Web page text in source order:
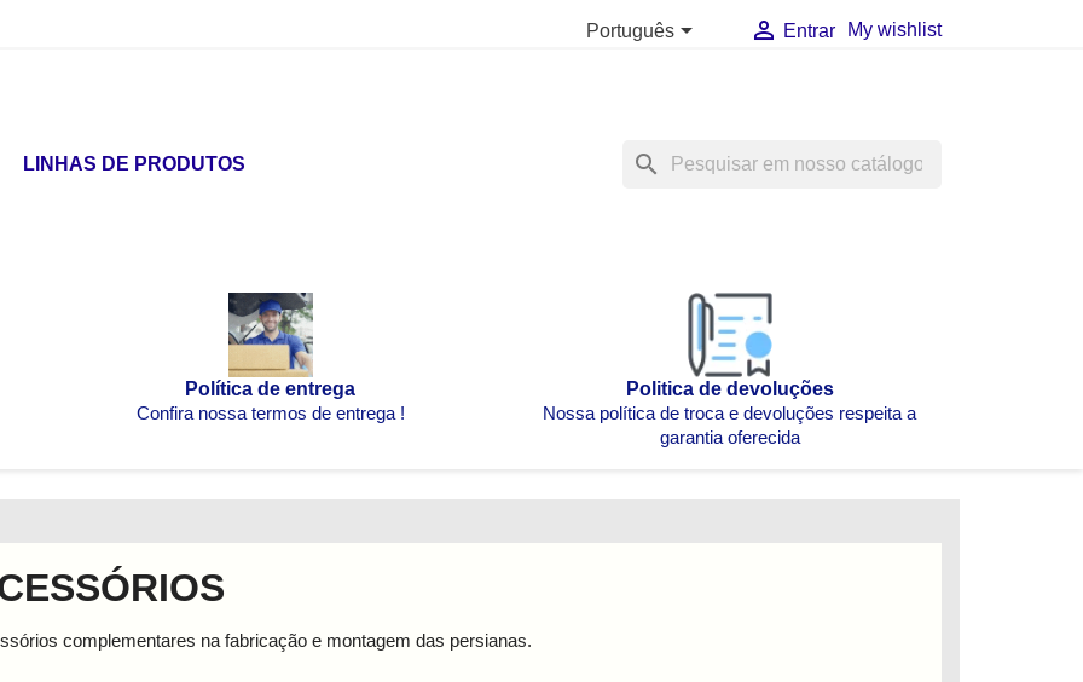
Português  Entrar My wishlist
LINHAS DE PRODUTOS search
Política de entrega
Confira nossa termos de entrega !
Politica de devoluções
Nossa política de troca e devoluções respeita a
garantia oferecida
complementares na fabricação e montagem das persianas.